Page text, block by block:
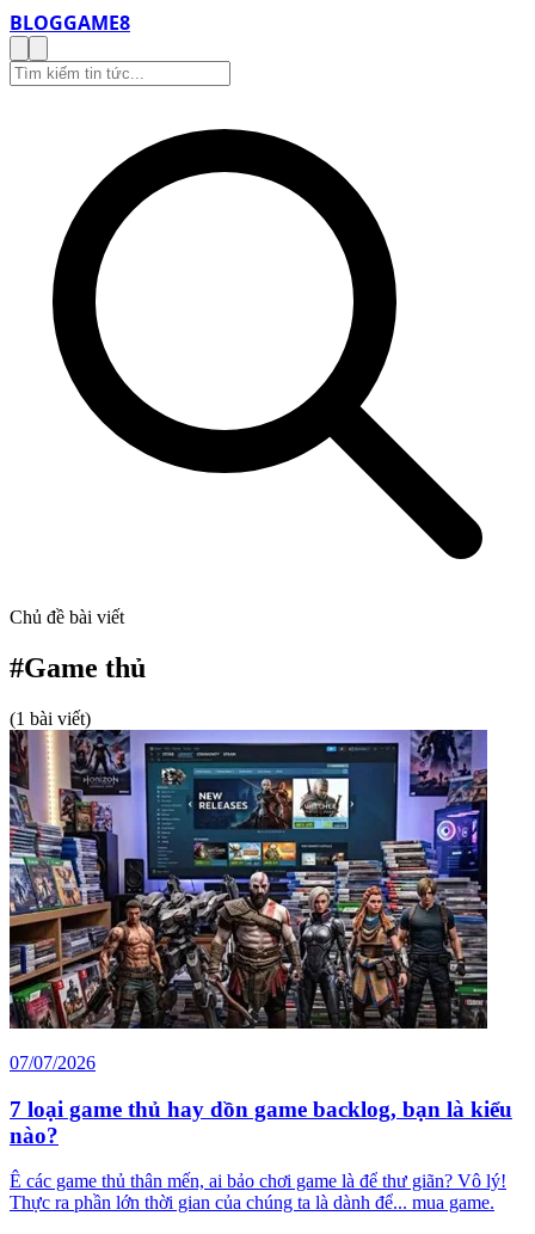
BLOGGAME8
Chủ đề bài viết
#Game thủ
(1 bài viết)
07/07/2026
7 loại game thủ hay dồn game backlog, bạn là kiểu
nào?
Ê các game thủ thân mến, ai bảo chơi game là để thư giãn? Vô lý!
Thực ra phần lớn thời gian của chúng ta là dành để... mua game.